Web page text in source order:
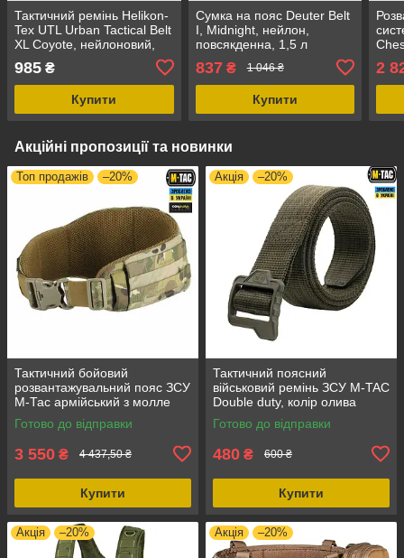
Тактичний ремінь Helikon-
Tex UTL Urban Tactical Belt
XL Coyote, нейлоновий,
985 ₴
Купити
Сумка на пояс Deuter Belt
I, Midnight, нейлон,
повсякденна, 1,5 л
837₴ 1 046 ₴
Купити
2
Акційні пропозиції та новинки
Топ продажів –20%
Тактичний бойовий
розвантажувальний пояс ЗСУ
М-Тас армійський з молле
War belt ARMOR, колір -
мультикам, розмір XS/S,
Готово до відправки
3 550 ₴ 4 437,50 ₴
Купити
Акція –20%
Тактичний поясний
військовий ремінь ЗСУ M-TAC
Double duty, колір олива
1150, довжина 1150 мм, стан
новий
Готово до відправки
480 ₴ 600 ₴
Купити
Акція –20% Акція –20%